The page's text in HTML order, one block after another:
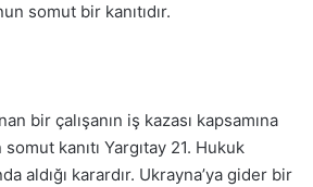
somut bir kanıtıdır.
bir çalışanın iş kazası kapsamına
kanıtı Yargıtay 21. Hukuk
aldığı karardır. Ukrayna’ya gider bir